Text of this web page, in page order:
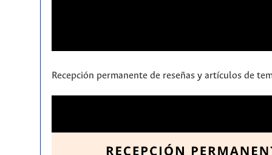
Recepción permanente de reseñas y artículos de